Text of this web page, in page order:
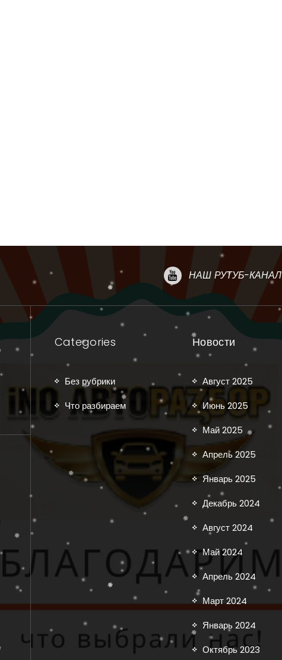
НАШ РУТУБ-КАНАЛ
Categories
Без рубрики
Что разбираем
Новости
Август 2025
Июнь 2025
Май 2025
Апрель 2025
Январь 2025
Декабрь 2024
Август 2024
Май 2024
Апрель 2024
Март 2024
Январь 2024
Октябрь 2023